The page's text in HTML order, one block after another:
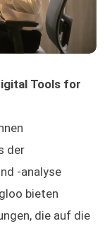
Tools for
der
-analyse
bieten
die auf die